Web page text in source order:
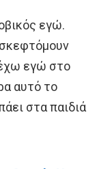
εγώ.
έχω εγώ στο
αυτό το
στα παιδιά